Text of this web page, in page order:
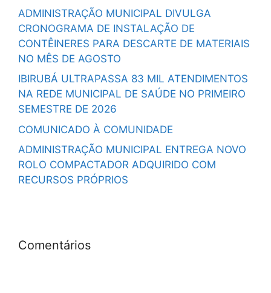
ADMINISTRAÇÃO MUNICIPAL DIVULGA
CRONOGRAMA DE INSTALAÇÃO DE
CONTÊINERES PARA DESCARTE DE MATERIAIS
NO MÊS DE AGOSTO
IBIRUBÁ ULTRAPASSA 83 MIL ATENDIMENTOS
NA REDE MUNICIPAL DE SAÚDE NO PRIMEIRO
SEMESTRE DE 2026
COMUNICADO À COMUNIDADE
ADMINISTRAÇÃO MUNICIPAL ENTREGA NOVO
ROLO COMPACTADOR ADQUIRIDO COM
RECURSOS PRÓPRIOS
Comentários